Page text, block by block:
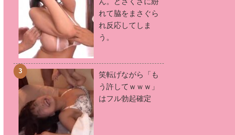
藤沢麗央
(2) 羽田 希(2)
葉月奈穂(2) 桑田みのり(2)
加藤はる希(2) 晶エリー(2)
藤井いよな(2) 小西なつみ
枢木あおい(2) 倉多まお
佐山愛
(2) あおいれな(2)
久留木玲(2) 西宮ゆめ(2)
前田優希
(2) 白坂百合 (2)
森ななこ(2) 秋山祥子
君島みお(2) 相沢みなみ
れて脇をまさぐら
れ反応してしま
う。
笑転げながら「も
う許してｗｗｗ」
はフル勃起確定